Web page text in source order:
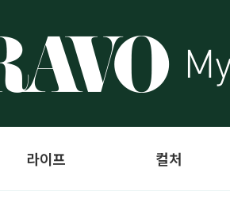
라이프 컬처